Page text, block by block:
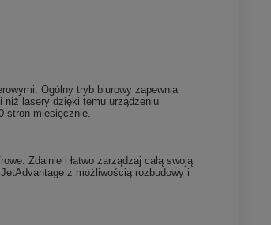
Ogólny tryb biurowy zapewnia
niż lasery dzięki temu urządzeniu
stron miesięcznie.
Zdalnie i łatwo zarządzaj całą swoją
z możliwością rozbudowy i